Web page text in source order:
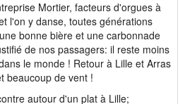
Mortier, facteurs d'orgues à
l'on y danse, toutes générations
bonne bière et une carbonnade
de nos passagers: il reste moins
le monde ! Retour à Lille et Arras
beaucoup de vent !
autour d'un plat à Lille;